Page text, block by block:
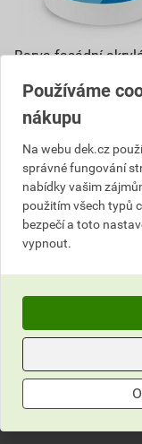
Barva fasádní
191,85Kč
cena za kg s DPH
5 764,44 Kč
4 611,55Kč
cena za bal. s DPH
Na poptávku
Poptat
4 611,55
Používáme
nákupu
Na webu dek.cz
správné fungování
nabídky vašim
použitím všech typů
bezpečí a toto
vypnout.